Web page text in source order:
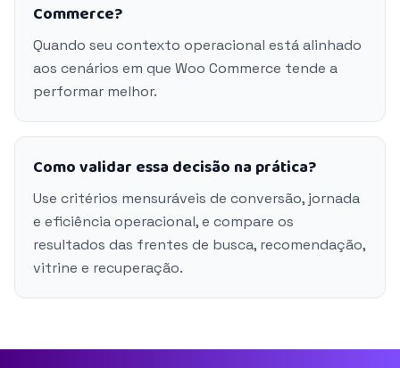
Commerce?
Quando seu contexto operacional está alinhado
aos cenários em que Woo Commerce tende a
performar melhor.
Como validar essa decisão na prática?
Use critérios mensuráveis de conversão, jornada
e eficiência operacional, e compare os
resultados das frentes de busca, recomendação,
vitrine e recuperação.